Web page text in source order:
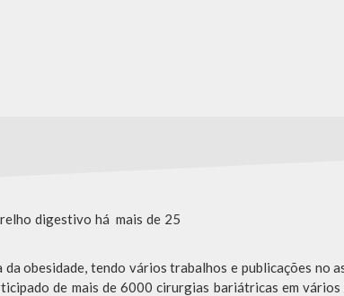
digestivo há mais de 25
obesidade, tendo vários trabalhos e publicações no
de mais de 6000 cirurgias bariátricas em